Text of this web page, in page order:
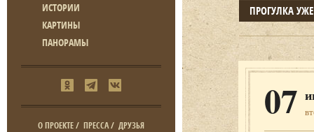
ИСТОРИИ
КАРТИНЫ
ПАНОРАМЫ
О ПРОЕКТЕ/ ПРЕССА/ ДРУЗЬЯ
ПРОГУЛКА
07